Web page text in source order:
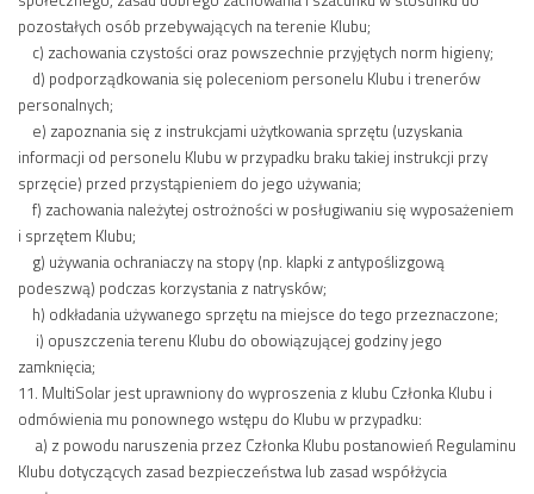
pozostałych osób przebywających na terenie Klubu;
c) zachowania czystości oraz powszechnie przyjętych norm higieny;
d) podporządkowania się poleceniom personelu Klubu i trenerów
personalnych;
e) zapoznania się z instrukcjami użytkowania sprzętu (uzyskania
informacji od personelu Klubu w przypadku braku takiej instrukcji przy
sprzęcie) przed przystąpieniem do jego używania;
f) zachowania należytej ostrożności w posługiwaniu się wyposażeniem
i sprzętem Klubu;
g) używania ochraniaczy na stopy (np. klapki z antypoślizgową
podeszwą) podczas korzystania z natrysków;
h) odkładania używanego sprzętu na miejsce do tego przeznaczone;
i) opuszczenia terenu Klubu do obowiązującej godziny jego
zamknięcia;
11. MultiSolar jest uprawniony do wyproszenia z klubu Członka Klubu i
odmówienia mu ponownego wstępu do Klubu w przypadku:
a) z powodu naruszenia przez Członka Klubu postanowień Regulaminu
Klubu dotyczących zasad bezpieczeństwa lub zasad współżycia